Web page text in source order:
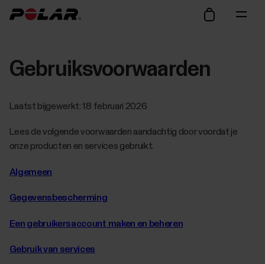
Gebruiksvoorwaarden
Laatst bijgewerkt: 18 februari 2026
Lees de volgende voorwaarden aandachtig door voordat je
onze producten en services gebruikt.
Algemeen
Gegevensbescherming
Een gebruikersaccount maken en beheren
Gebruik van services